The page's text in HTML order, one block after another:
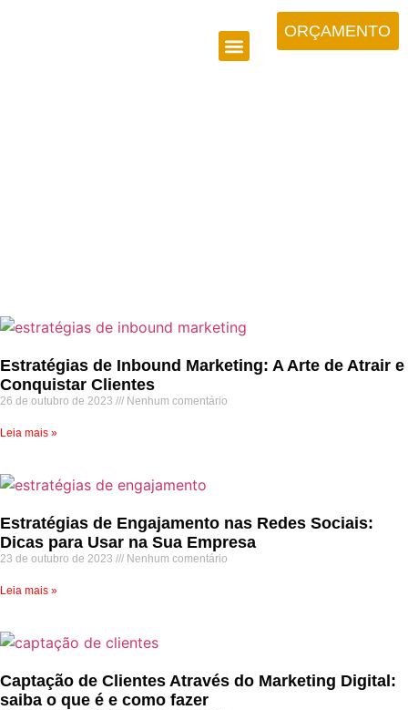
ORÇAMENTO
Estratégias de Inbound Marketing: A Arte de Atrair e
Conquistar Clientes
26 de outubro de 2023 Nenhum comentário
Leia mais »
Estratégias de Engajamento nas Redes Sociais:
Dicas para Usar na Sua Empresa
23 de outubro de 2023 Nenhum comentário
Leia mais »
Captação de Clientes Através do Marketing Digital:
saiba o que é e como fazer